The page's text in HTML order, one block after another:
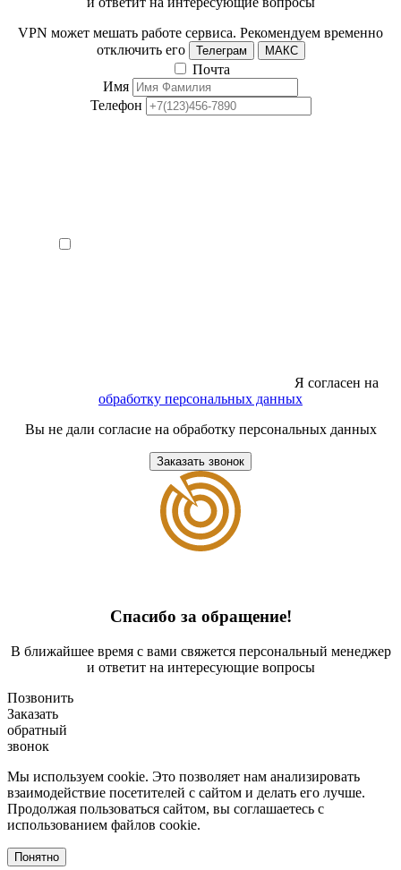
VPN может мешать работе сервиса. Рекомендуем временно
отключить его
Телеграм МАКС
Почта
Имя
Телефон
Я согласен на
обработку персональных данных
Вы не дали согласие на обработку персональных данных
Заказать звонок
Спасибо за обращение!
В ближайшее время с вами свяжется персональный менеджер
и ответит на интересующие вопросы
Позвонить
Заказать
обратный
звонок
Мы используем cookie. Это позволяет нам анализировать
взаимодействие посетителей с сайтом и делать его лучше.
Продолжая пользоваться сайтом, вы соглашаетесь с
использованием файлов cookie.
Понятно